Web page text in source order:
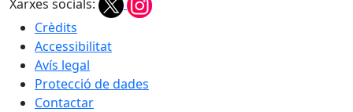
Xarxes socials:
Crèdits
Accessibilitat
Avís legal
Protecció de dades
Contactar